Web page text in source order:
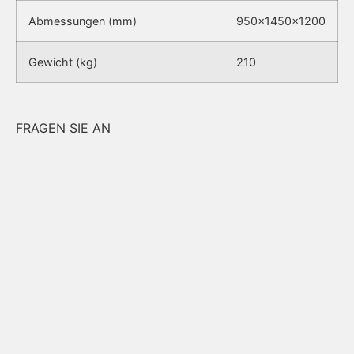
Abmessungen (mm) 950x1450x1200
Gewicht (kg) 210
FRAGEN SIE AN